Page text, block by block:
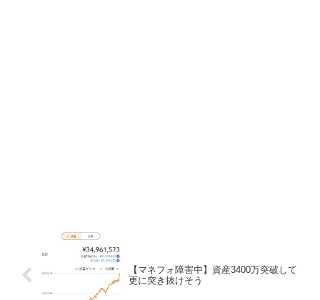
【マネフォ障害中】資産3400万突破して
更に突き抜けそう